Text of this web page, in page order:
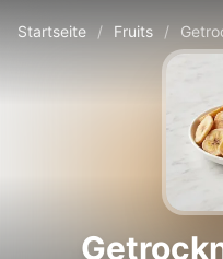
Startseite / Fruits / Getrocknete